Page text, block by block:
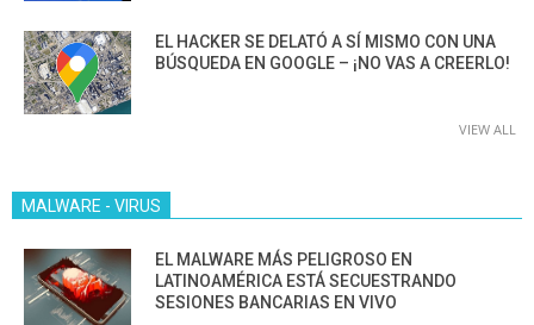
EL HACKER SE DELATÓ A SÍ MISMO CON UNA
BÚSQUEDA EN GOOGLE – ¡NO VAS A CREERLO!
VIEW ALL
MALWARE - VIRUS
EL MALWARE MÁS PELIGROSO EN
LATINOAMÉRICA ESTÁ SECUESTRANDO
SESIONES BANCARIAS EN VIVO